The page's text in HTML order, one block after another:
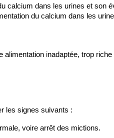
calcium dans les urines et son
du calcium dans les
inadaptée, trop
les signes suivants :
voire arrêt des mictions.